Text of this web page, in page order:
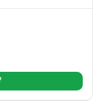
într-o filă nouă)